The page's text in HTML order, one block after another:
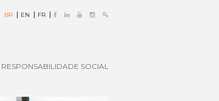
RESPONSABILIDADE SOCIAL
BR EN FR